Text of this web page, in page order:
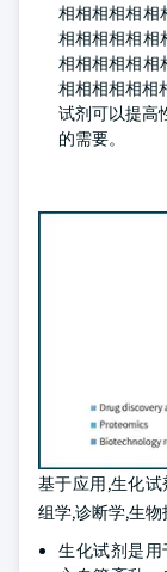
相相相相相相
相相相相相相
相相相相相相
相相相相相相
试剂可以提高
的需要。
基于应用,生化
组学,诊断学,生
生化试剂是用